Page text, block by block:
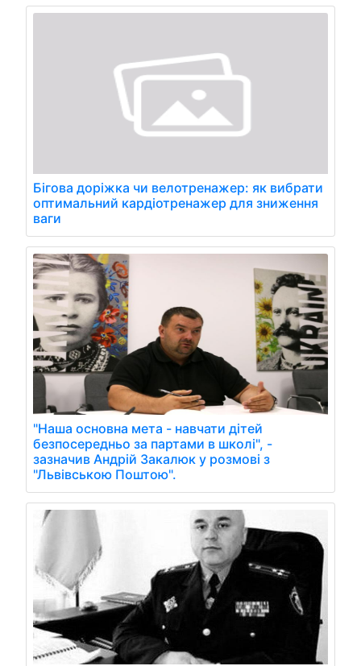
Бігова доріжка чи велотренажер: як вибрати
оптимальний кардіотренажер для зниження
ваги
"Наша основна мета - навчати дітей
безпосередньо за партами в школі", -
зазначив Андрій Закалюк у розмові з
"Львівською Поштою".